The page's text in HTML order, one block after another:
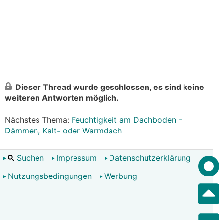
Dieser Thread wurde geschlossen, es sind keine
weiteren Antworten möglich.
Nächstes Thema: Feuchtigkeit am Dachboden -
Dämmen, Kalt- oder Warmdach
Suchen Impressum
Datenschutzerklärung
Nutzungsbedingungen
Werbung